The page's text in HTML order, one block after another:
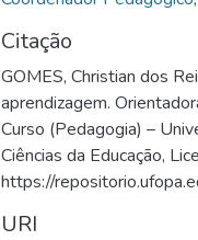
Citação
GOMES, Christian dos
aprendizagem.
Curso (Pedagogia) –
Ciências da Educação,
https://
URI